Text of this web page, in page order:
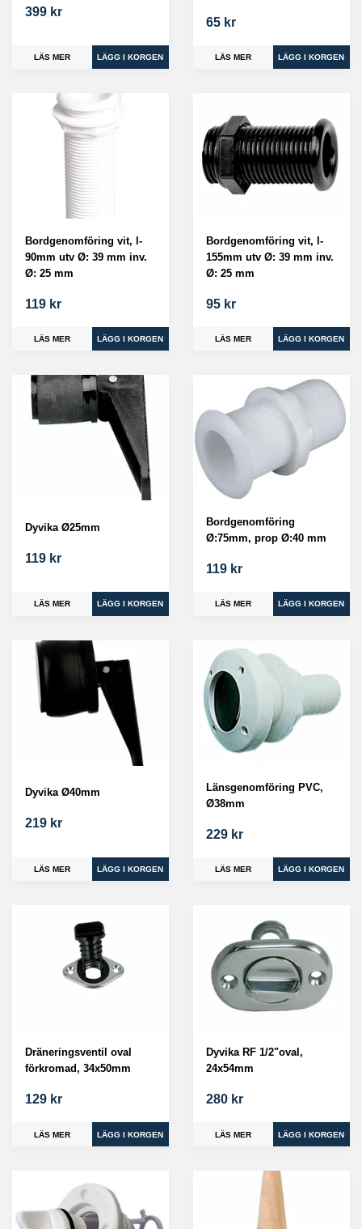
399 kr
LÄS MER
65 kr
LÄS MER
Bordgenomföring vit, l-
90mm utv Ø: 39 mm inv.
Ø: 25 mm
119 kr
LÄS MER
Bordgenomföring vit, l-
155mm utv Ø: 39 mm inv.
Ø: 25 mm
95 kr
LÄS MER
Dyvika Ø25mm
119 kr
LÄS MER
Bordgenomföring
Ø:75mm, prop Ø:40 mm
119 kr
LÄS MER
Dyvika Ø40mm
219 kr
LÄS MER
Länsgenomföring PVC,
Ø38mm
229 kr
LÄS MER
Dräneringsventil oval
förkromad, 34x50mm
129 kr
LÄS MER
Dyvika RF 1/2"oval,
24x54mm
280 kr
LÄS MER